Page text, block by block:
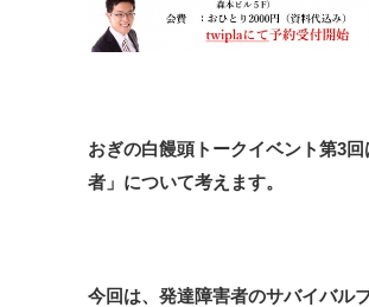
おぎの白饅頭トークイベント第3回
者」について考えます。
今回は、発達障害者のサバイバル